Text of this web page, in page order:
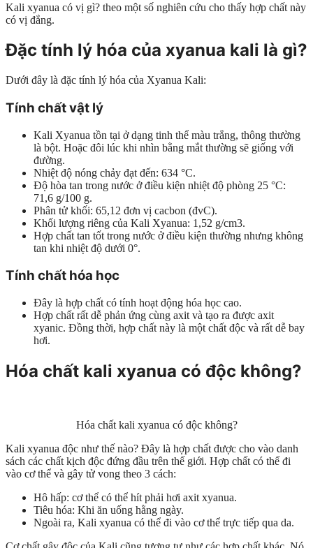
Kali xyanua có vị gì? theo một số nghiên cứu cho thấy hợp chất này
có vị đắng.
Đặc tính lý hóa của xyanua kali là gì?
Dưới đây là đặc tính lý hóa của Xyanua Kali:
Tính chất vật lý
Kali Xyanua tồn tại ở dạng tinh thể màu trắng, thông thường
là bột. Hoặc đôi lúc khi nhìn bằng mắt thường sẽ giống với
đường.
Nhiệt độ nóng chảy đạt đến: 634 °C.
Độ hòa tan trong nước ở điều kiện nhiệt độ phòng 25 °C:
71,6 g/100 g.
Phân tử khối: 65,12 đơn vị cacbon (đvC).
Khối lượng riêng của Kali Xyanua: 1,52 g/cm3.
Hợp chất tan tốt trong nước ở điều kiện thường nhưng không
tan khi nhiệt độ dưới 0°.
Tính chất hóa học
Đây là hợp chất có tính hoạt động hóa học cao.
Hợp chất rất dễ phản ứng cùng axit và tạo ra được axit
xyanic. Đồng thời, hợp chất này là một chất độc và rất dễ bay
hơi.
Hóa chất kali xyanua có độc không?
Hóa chất kali xyanua có độc không?
Kali xyanua độc như thế nào? Đây là hợp chất được cho vào danh
sách các chất kịch độc đứng đầu trên thế giới. Hợp chất có thể đi
vào cơ thể và gây tử vong theo 3 cách:
Hô hấp: cơ thể có thể hít phải hơi axit xyanua.
Tiêu hóa: Khi ăn uống hằng ngày.
Ngoài ra, Kali xyanua có thể đi vào cơ thể trực tiếp qua da.